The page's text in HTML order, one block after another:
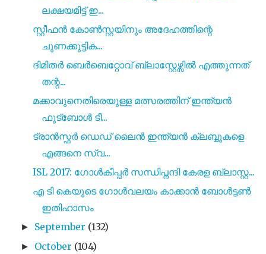
ലക്ഷയമിട്ട് ഇ...
സ്റ്റീഫൻ കോൺസ്റ്റയിനും അദേഹത്തിന്റെ
ചുണക്കുട്ടിക...
ദിമിതർ ബെർബെറ്റോവ് ബ്ലാസ്റ്റേഴ്സിൽ എത്തുന്നത്
തന്റ...
മക്കാവുനെതിരെയുള്ള മത്സരത്തിന് ഇന്ത്യൻ
ഫുട്ബോൾ ടീ...
ട്രാൻസ്ഫർ ഡെഡ്‌ ലൈൻ ഇന്ത്യൻ ക്ലബ്ബുകളെ
എങ്ങനെ സ്വ...
ISL 2017: ഗോൾകീപ്പർ സന്ധിപ്നന്ദി കേരള ബ്ലാസ്റ്റ...
എ ടി കെയുടെ ഗോൾവലയം കാക്കാൻ ബോൾട്ടൺ
ഇതിഹാസം
► September (132)
► October (104)